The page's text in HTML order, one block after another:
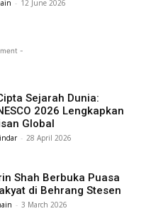
- 12 June 2026
-
Sejarah Dunia:
2026 Lengkapkan
Global
- 28 April 2026
Shah Berbuka Puasa
di Behrang Stesen
- 3 March 2026